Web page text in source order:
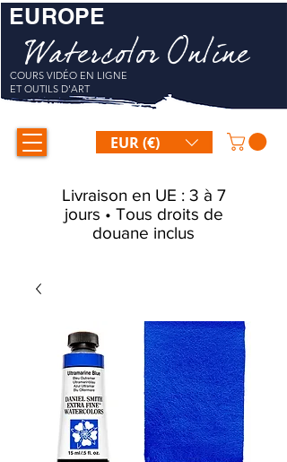
Watercolor Online
COURS VIDÉO EN LIGNE
ET OUTILS D'ART
EUR (€)
EUROPE
Livraison en UE : 3 à 7
jours • Tous droits de
douane inclus